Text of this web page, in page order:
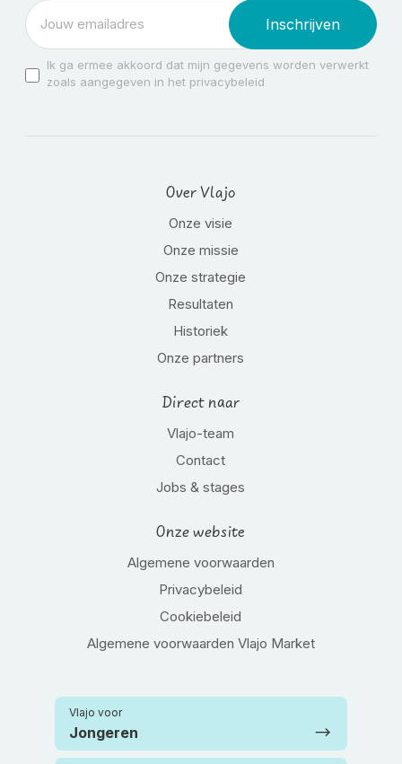
Inschrijven
Ik ga ermee akkoord dat mijn gegevens worden verwerkt
zoals aangegeven in het privacybeleid
Over Vlajo
Onze visie
Onze missie
Onze strategie
Resultaten
Historiek
Onze partners
Direct naar
Vlajo-team
Contact
Jobs & stages
Onze website
Algemene voorwaarden
Privacybeleid
Cookiebeleid
Algemene voorwaarden Vlajo Market
Vlajo voor
Jongeren